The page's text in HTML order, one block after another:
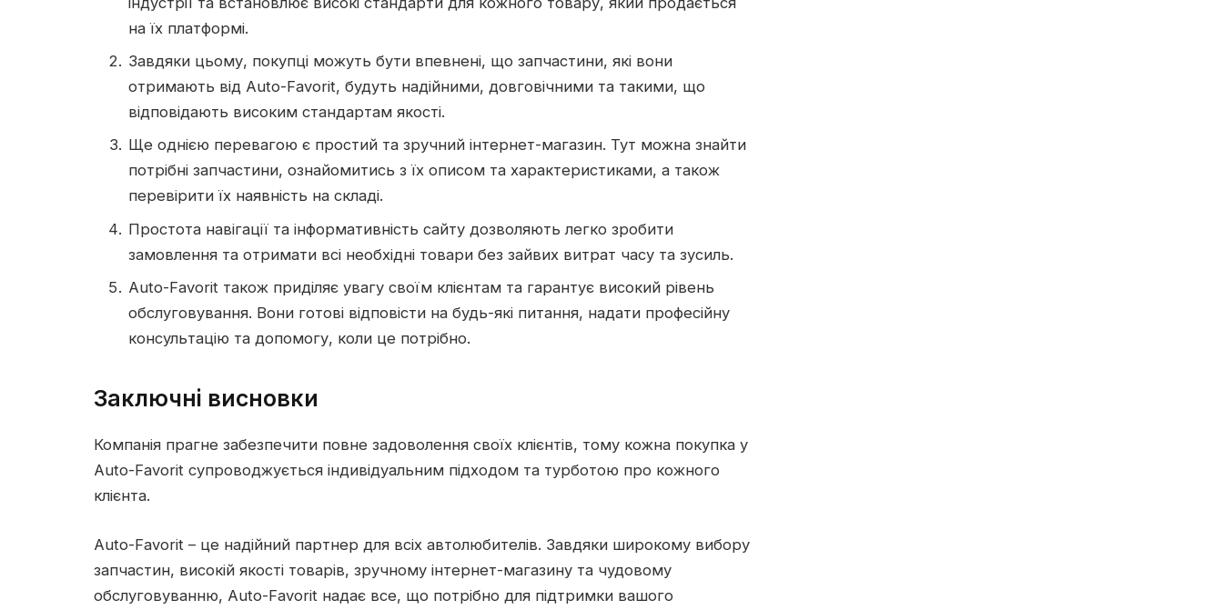
на їх платформі.
Завдяки цьому, покупці можуть бути впевнені, що запчастини, які вони
отримають від Auto-Favorit, будуть надійними, довговічними та такими, що
відповідають високим стандартам якості.
Ще однією перевагою є простий та зручний інтернет-магазин. Тут можна знайти
потрібні запчастини, ознайомитись з їх описом та характеристиками, а також
перевірити їх наявність на складі.
Простота навігації та інформативність сайту дозволяють легко зробити
замовлення та отримати всі необхідні товари без зайвих витрат часу та зусиль.
Auto-Favorit також приділяє увагу своїм клієнтам та гарантує високий рівень
обслуговування. Вони готові відповісти на будь-які питання, надати професійну
консультацію та допомогу, коли це потрібно.
Заключні висновки
Компанія прагне забезпечити повне задоволення своїх клієнтів, тому кожна покупка у
Auto-Favorit супроводжується індивідуальним підходом та турботою про кожного
клієнта.
Auto-Favorit – це надійний партнер для всіх автолюбителів. Завдяки широкому вибору
запчастин, високій якості товарів, зручному інтернет-магазину та чудовому
обслуговуванню, Auto-Favorit надає все, що потрібно для підтримки вашого